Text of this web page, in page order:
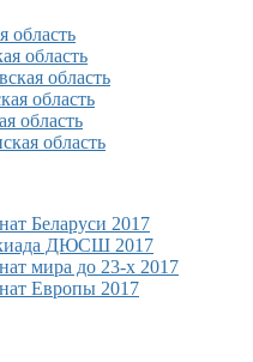
область
область
область
область
область
область
Беларуси 2017
ДЮСШ 2017
мира до 23-х 2017
Европы 2017